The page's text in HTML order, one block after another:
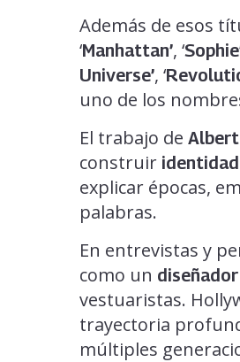
Además de esos
‘Manhattan’, ‘
Universe’, ‘
uno de los
El trabajo de
construir
explicar épocas,
palabras.
En entrevistas y
como un
vestuaristas.
trayectoria
múltiples